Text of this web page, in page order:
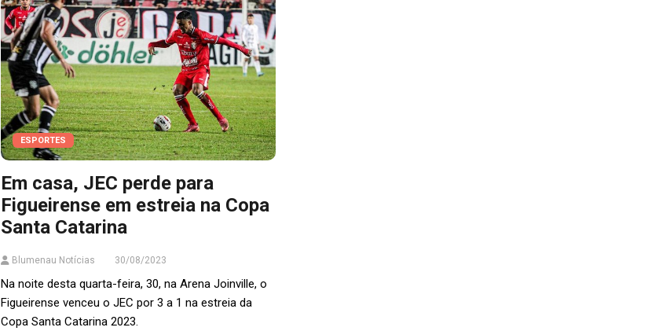
ESPORTES
Em casa, JEC perde para
Figueirense em estreia na Copa
Santa Catarina
Blumenau Notícias 30/08/2023
Na noite desta quarta-feira, 30, na Arena Joinville, o
Figueirense venceu o JEC por 3 a 1 na estreia da
Copa Santa Catarina 2023.